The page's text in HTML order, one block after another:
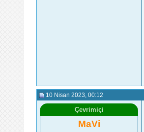
10 Nisan 2023 , 00:12
Çevrimiçi
MaVi